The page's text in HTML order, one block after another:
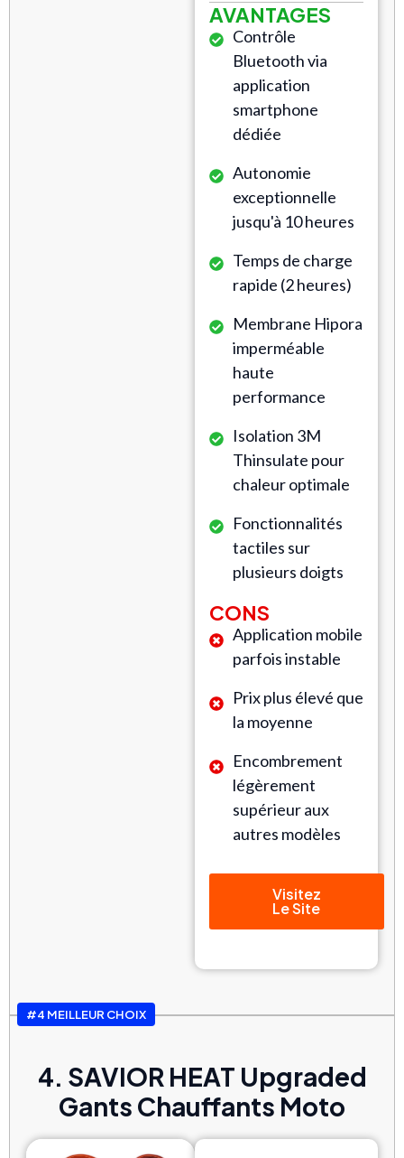
AVANTAGES
Contrôle
Bluetooth via
application
smartphone
dédiée
Autonomie
exceptionnelle
jusqu'à 10 heures
Temps de charge
rapide (2 heures)
Membrane Hipora
imperméable
haute
performance
Isolation 3M
Thinsulate pour
chaleur optimale
Fonctionnalités
tactiles sur
plusieurs doigts
CONS
Application mobile
parfois instable
Prix plus élevé que
la moyenne
Encombrement
légèrement
supérieur aux
autres modèles
Visitez
Le Site
#4 MEILLEUR CHOIX
4. SAVIOR HEAT Upgraded
Gants Chauffants Moto